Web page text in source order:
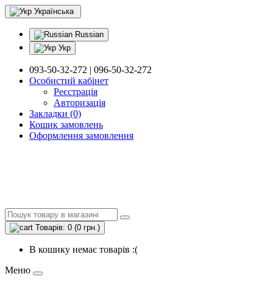
Українська
Russian
Укр
093-50-32-272 | 096-50-32-272
Особистий кабінет
Реєстрація
Авторизація
Закладки (0)
Кошик замовлень
Оформлення замовлення
Товарів: 0 (0 грн.)
В кошику немає товарів :(
Меню